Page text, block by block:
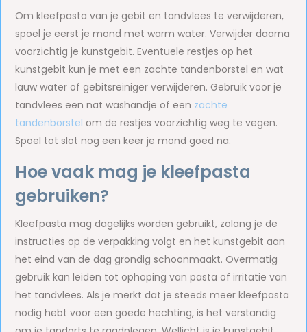
Om kleefpasta van je gebit en tandvlees te verwijderen,
spoel je eerst je mond met warm water. Verwijder daarna
voorzichtig je kunstgebit. Eventuele restjes op het
kunstgebit kun je met een zachte tandenborstel en wat
lauw water of gebitsreiniger verwijderen. Gebruik voor je
tandvlees een nat washandje of een zachte
tandenborstel om de restjes voorzichtig weg te vegen.
Spoel tot slot nog een keer je mond goed na.
Hoe vaak mag je kleefpasta
gebruiken?
Kleefpasta mag dagelijks worden gebruikt, zolang je de
instructies op de verpakking volgt en het kunstgebit aan
het eind van de dag grondig schoonmaakt. Overmatig
gebruik kan leiden tot ophoping van pasta of irritatie van
het tandvlees. Als je merkt dat je steeds meer kleefpasta
nodig hebt voor een goede hechting, is het verstandig